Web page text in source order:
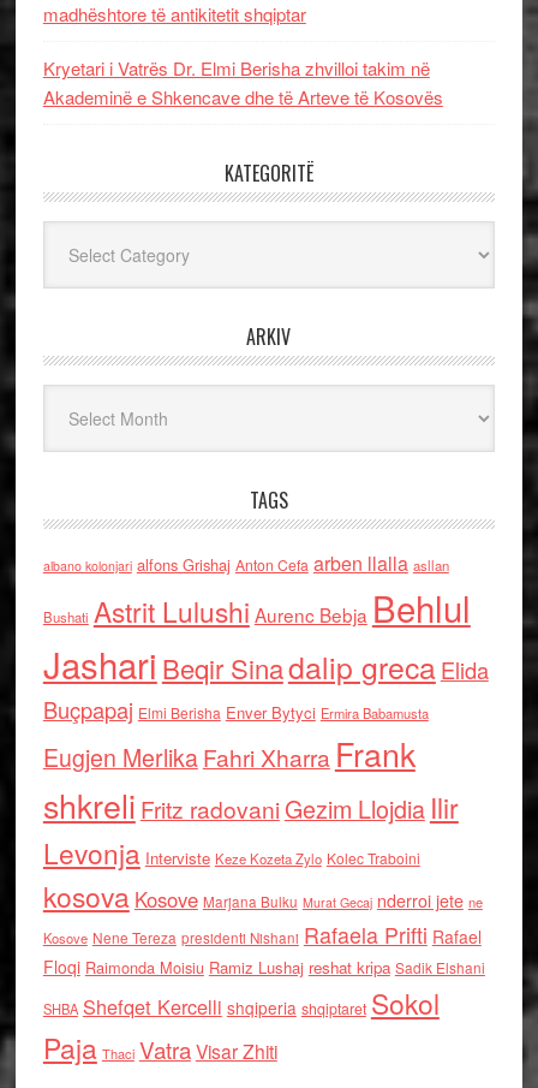
madhështore të antikitetit shqiptar
Kryetari i Vatrës Dr. Elmi Berisha zhvilloi takim në
Akademinë e Shkencave dhe të Arteve të Kosovës
KATEGORITË
ARKIV
TAGS
albano kolonjari alfons Grishaj Anton Cefa arben llalla asllan
Bushati Astrit Lulushi Aurenc Bebja Behlul
Jashari Beqir Sinadalip grecaElida
Buçpapaj Elmi Berisha Enver Bytyci Ermira Babamusta
Eugjen MerlikaFahri Xharra Frank
shkreli Fritz radovaniGezim Llojdia Ilir
Levonja Interviste Keze Kozeta Zylo Kolec Traboini
kosova Kosove Marjana Bulku Murat Gecaj nderroi jete ne
Kosove Nene Tereza presidenti Nishani Rafaela Prifti Rafael
Floqi Raimonda Moisiu Ramiz Lushaj reshat kripa Sadik Elshani
SHBA Shefqet Kercelli shqiperia shqiptaret Sokol
Paja Thaci VatraVisar Zhiti